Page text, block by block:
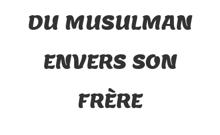
DU MUSULMAN
ENVERS SON
FRÈRE